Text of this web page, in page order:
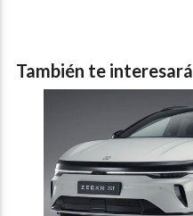
También te interesará